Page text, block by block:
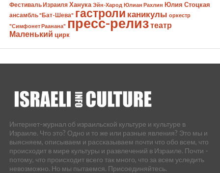
Фестиваль Израиля Ханука Эйн-Харод Юлиан Рахлин Юлия Стоцкая
ансамбль "Бат-Шева" гастроли каникулы оркестр
"Симфонет Раанана" пресс-релизтеатр
Маленький цирк
Интернет-журнал об израильской культуре и культуре в
Израиле. Что это? Одно и то же или разные явления? Это мы и
выясняем, описываем и рассказываем почти что обо всем, что
происходит в мире культуры и развлечений в Израиле. Почти -
потому, что происходит всего так много, что за всем уследить
невозможно. Но мы пытаемся. Присоединяйтесь.